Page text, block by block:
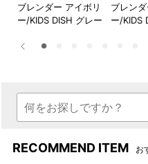
チョッパーボトルの底のすべ
タとして使えます。
ブレンダー アイボリ
ー/KIDS DISH グレー
ブレン
ー/KIDS
RECOMMEND ITEM お